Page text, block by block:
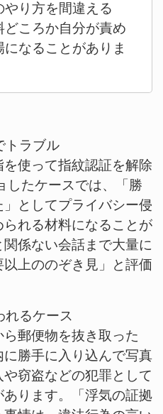
やり方を間違える
どころか自分が責め
になることがありま
トラブル
使って指紋認証を解除
したケースでは、「勝
としてプライバシー侵
れる材料になることが
係ない会話まで大量に
上ののぞき見」と評価
れるケース
郵便物を抜き取った
勝手に入り込んで写真
窃盗などの犯罪として
ります。「浮気の証拠